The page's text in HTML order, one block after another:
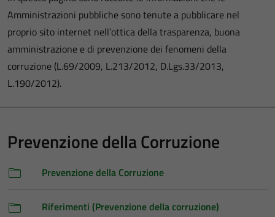
Amministrazioni pubbliche sono tenute a pubblicare nel
proprio sito internet nell’ottica della trasparenza, buona
amministrazione e di prevenzione dei fenomeni della
corruzione (L.69/2009, L.213/2012, D.Lgs.33/2013,
L.190/2012).
Prevenzione della Corruzione
Prevenzione della Corruzione
Riferimenti (Prevenzione della corruzione)